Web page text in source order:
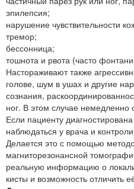
эпилепсия;
нарушение чувствительности
тремор;
бессонница;
тошнота и рвота (часто
Настораживают также
голове, шум в ушах и другие
сознания,
ног. В этом случае немедленно
Если пациенту
наблюдаться у врача и
Делается это с помощью
магниторезонансной
реальную информацию о
кисты и возможность отличить